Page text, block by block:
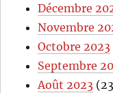
Décembre
Novembre
Octobre 2023
Septembre
Août 2023